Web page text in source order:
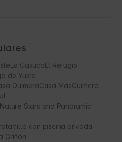
La CasucaEl Refugio
de Yuste
QuimeraCasa MásQuimera
Stars and Panoramic
Villa con piscina privada
Griñón